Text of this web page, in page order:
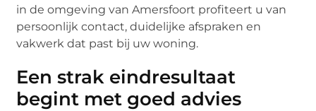
in de omgeving van Amersfoort profiteert u van
persoonlijk contact, duidelijke afspraken en
vakwerk dat past bij uw woning.
Een strak eindresultaat
begint met goed advies